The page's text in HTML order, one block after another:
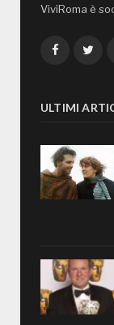
ViviRoma è
Facebook
ULTIMI